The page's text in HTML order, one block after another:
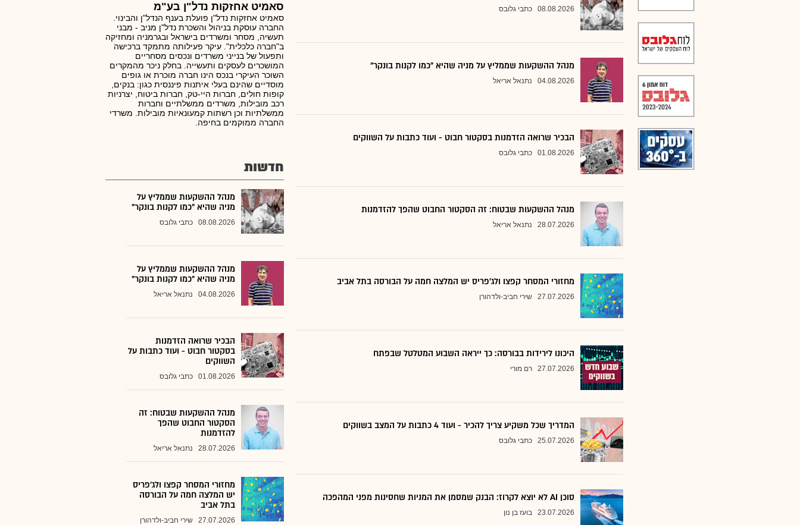
08.08.2026 כתבי גלובס
מנהל ההשקעות שממליץ על מניה שהיא "כמו לקנות בונקר"
04.08.2026 נתנאל אריאל
הבכיר שרואה הזדמנות בסקטור חבוט - ועוד כתבות על השווקים
01.08.2026 כתבי גלובס
מנהל ההשקעות שבטוח: זה הסקטור החבוט שהפך להזדמנות
28.07.2026 נתנאל אריאל
מחזורי המסחר קפצו ולג'פריס יש המלצה חמה על הבורסה בתל אביב
27.07.2026 שירי חביב-ולדהורן
היכונו לירידות בבורסה: כך ייראה השבוע המטלטל שבפתח
27.07.2026 רם מורי
המדריך שכל משקיע צריך להכיר - ועוד 4 כתבות על המצב בשווקים
25.07.2026 כתבי גלובס
סוכן AI לא יוצא לקרוז: הבנק שמסמן את המניות שחסינות מפני המהפכה
23.07.2026 בועז בן נון
סאמיט אחזקות נדל"ן בע"מ
סאמיט אחזקות נדל"ן פועלת בענף הנדל"ן והבינוי.
החברה עוסקת בניהול והשכרת נדל"ן מניב - מבני
תעשיה, מסחר ומשרדים בישראל ובגרמניה ומחזיקה
ב"חברה כלכלית". עיקר פעילותה מתמקד ברכישה
ותפעול של בנייני משרדים ונכסים מסחריים
המושכרים לעסקים ותעשייה. בחלק ניכר מהמקרים
השוכר העיקרי בנכס הינו חברה מוכרת או גופים
מוסדיים שהינם בעלי איתנות פיננסית כגון: בנקים,
קופות חולים, חברות היי-טק, חברות ביטוח, יצרניות
רכב מובילות, משרדים ממשלתיים וחברות
ממשלתיות וכן רשתות קמעונאיות מובילות. משרדי
החברה ממוקמים בחיפה.
חדשות
מנהל ההשקעות שממליץ על
מניה שהיא "כמו לקנות בונקר"
08.08.2026 כתבי גלובס
מנהל ההשקעות שממליץ על
מניה שהיא "כמו לקנות בונקר"
04.08.2026 נתנאל אריאל
הבכיר שרואה הזדמנות
בסקטור חבוט - ועוד כתבות על
השווקים
01.08.2026 כתבי גלובס
מנהל ההשקעות שבטוח: זה
הסקטור החבוט שהפך
להזדמנות
28.07.2026 נתנאל אריאל
מחזורי המסחר קפצו ולג'פריס
יש המלצה חמה על הבורסה
בתל אביב
27.07.2026 שירי חביב-ולדהורן